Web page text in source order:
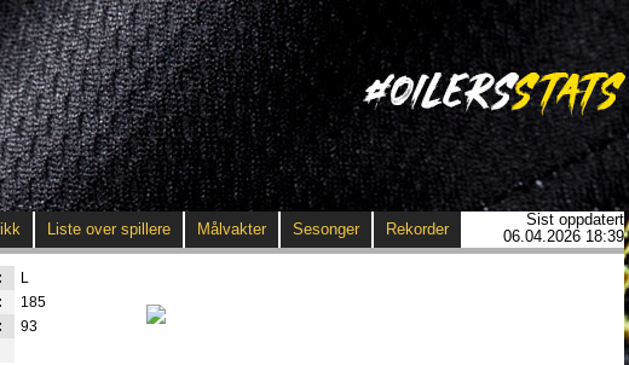
Liste over spillere Målvakter Sesonger Rekorder
Sist oppdatert
06.04.2026 18:39
L
185
93